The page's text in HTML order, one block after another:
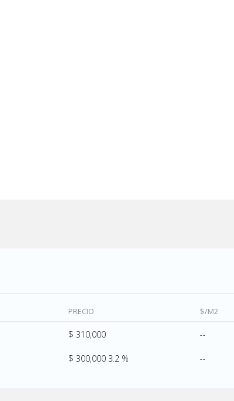
PRECIO $/M2
$ 310,000 --
$ 300,000 3.2 % --